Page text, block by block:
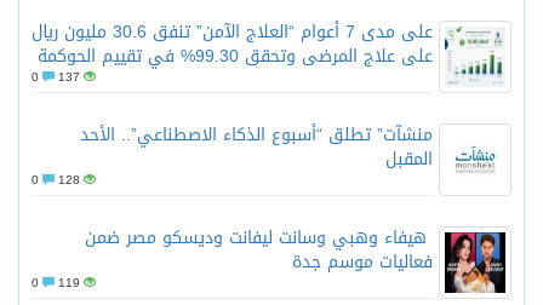
على مدى 7 أعوام “العلاج الآمن” تنفق 30.6 مليون ريال
على علاج المرضى وتحقق 99.30% في تقييم الحوكمة
137
منشآت” تطلق “أسبوع الذكاء الاصطناعي”.. الأحد
المقبل
128
هيفاء وهبي وسانت ليفانت وديسكو مصر ضمن
فعاليات موسم جدة
119